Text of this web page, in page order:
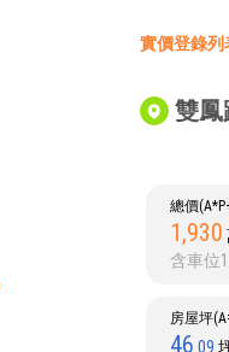
實價登錄列
雙鳳
總價
1,930
含車位
房屋坪
46 .09